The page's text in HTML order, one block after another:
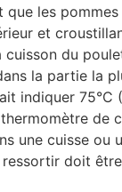
que les
et
cuisson du
la partie la
indiquer 75°C
de
une cuisse ou
doit